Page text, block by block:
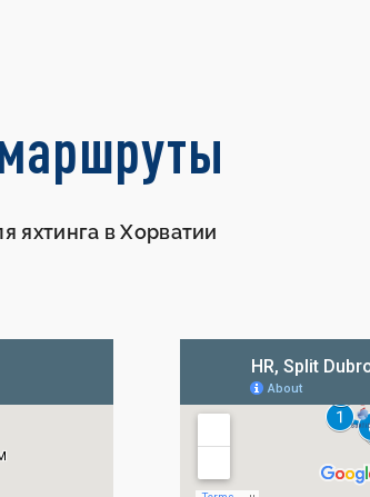
яхтинга в Хорватии